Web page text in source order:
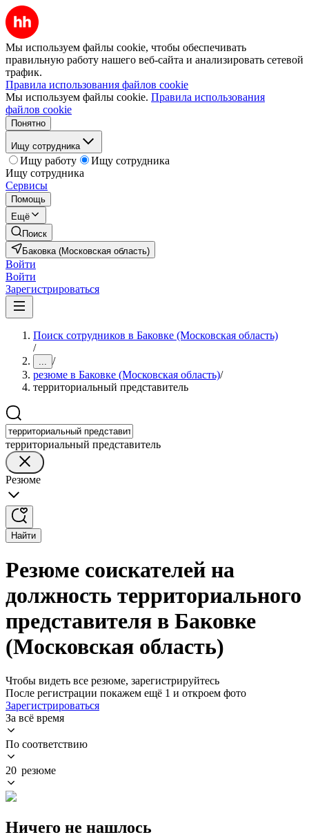
Мы используем файлы cookie, чтобы обеспечивать
правильную работу нашего веб-сайта и анализировать сетевой
трафик.
Правила использования файлов cookie
Мы используем файлы cookie. Правила использования
файлов cookie
Понятно
Ищу сотрудника
Ищу работу
Ищу сотрудника
Ищу сотрудника
Сервисы
Помощь
Ещё
Поиск
Баковка (Московская область)
Войти
Войти
Зарегистрироваться
Поиск сотрудников в Баковке (Московская область)
/
... /
резюме в Баковке (Московская область)/
территориальный представитель
территориальный представитель
Резюме
Найти
Резюме соискателей на
должность территориального
представителя в Баковке
(Московская область)
Чтобы видеть все резюме, зарегистрируйтесь
После регистрации покажем ещё 1 и откроем фото
Зарегистрироваться
За всё время
По соответствию
20 резюме
Ничего не нашлось